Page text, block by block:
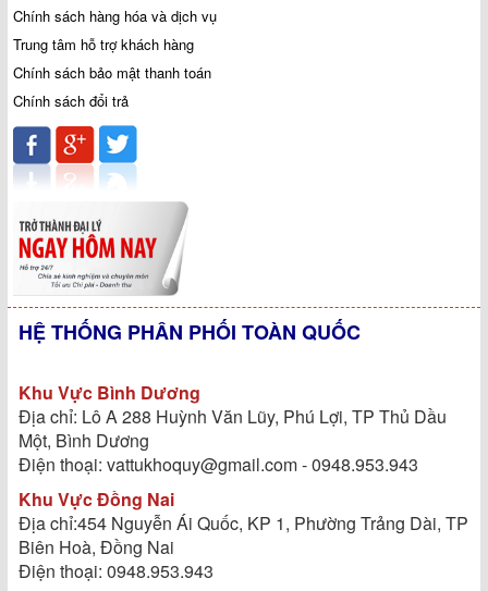
Chính sách hàng hóa và dịch vụ
Trung tâm hỗ trợ khách hàng
Chính sách bảo mật thanh toán
Chính sách đổi trả
HỆ THỐNG PHÂN PHỐI TOÀN QUỐC
Khu Vực Bình Dương
Địa chỉ: Lô A 288 Huỳnh Văn Lũy, Phú Lợi, TP Thủ Dầu
Một, Bình Dương
Điện thoại: vattukhoquy@gmail.com - 0948.953.943
Khu Vực Đồng Nai
Địa chỉ:454 Nguyễn Ái Quốc, KP 1, Phường Trảng Dài, TP
Biên Hoà, Đồng Nai
Điện thoại: 0948.953.943